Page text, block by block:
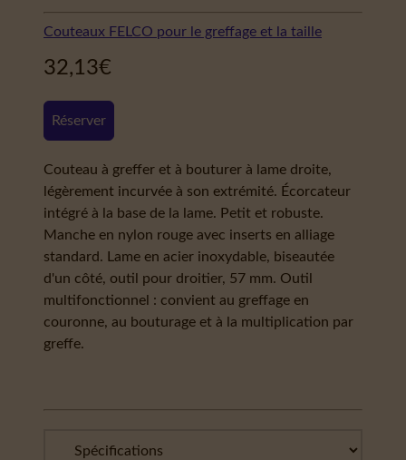
Couteaux FELCO pour le greffage et la taille
32,13€
Réserver
Couteau à greffer et à bouturer à lame droite,
légèrement incurvée à son extrémité. Écorcateur
intégré à la base de la lame. Petit et robuste.
Manche en nylon rouge avec inserts en alliage
standard. Lame en acier inoxydable, biseautée
d'un côté, outil pour droitier, 57 mm. Outil
multifonctionnel : convient au greffage en
couronne, au bouturage et à la multiplication par
greffe.